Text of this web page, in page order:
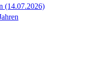
(14.07.2026)